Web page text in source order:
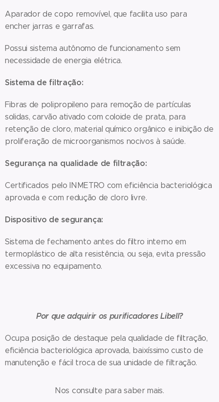
Aparador de copo removível, que facilita uso para
encher jarras e garrafas.
Possui sistema autônomo de funcionamento sem
necessidade de energia elétrica.
Sistema de filtração:
Fibras de polipropileno para remoção de partículas
solidas, carvão ativado com coloide de prata, para
retenção de cloro, material químico orgânico e inibição de
proliferação de microorganismos nocivos à saúde.
Segurança na qualidade de filtração:
Certificados pelo INMETRO com eficiência bacteriológica
aprovada e com redução de cloro livre.
Dispositivo de segurança:
Sistema de fechamento antes do filtro interno em
termoplástico de alta resistência, ou seja, evita pressão
excessiva no equipamento.
Por que adquirir os purificadores Libell?
Ocupa posição de destaque pela qualidade de filtração,
eficiência bacteriológica aprovada, baixíssimo custo de
manutenção e fácil troca de sua unidade de filtração.
Nos consulte para saber mais.